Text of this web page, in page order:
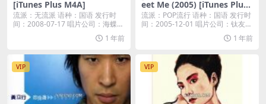
[iTunes Plus M4A]
流派：无流派 语种：国语 发行时
间：2008-07-17 唱片公司：海蝶音
1 年前
eet Me (2005) [iTunes Plus
M4A]
流派：POP流行 语种：国语 发行时
间：2005-12-01 唱片公司：钛友文
1 年前
VIP VIP